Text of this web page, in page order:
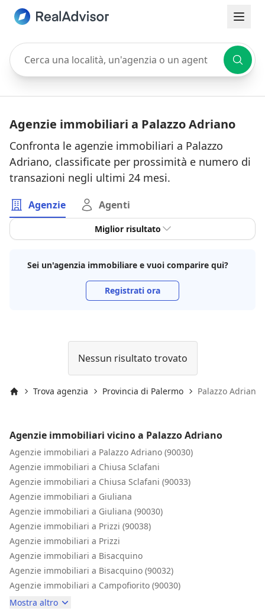
Cerca una località, un'agenzia o un agente
Agenzie immobiliari a Palazzo Adriano
Confronta le agenzie immobiliari a Palazzo
Adriano, classificate per prossimità e numero di
transazioni negli ultimi 24 mesi.
Agenzie Agenti
Miglior risultato
Sei un'agenzia immobiliare e vuoi comparire qui?
Registrati ora
Nessun risultato trovato
Trova agenzia Provincia di Palermo Palazzo Adriano
Agenzie immobiliari vicino a Palazzo Adriano
Agenzie immobiliari a Palazzo Adriano (90030)
Agenzie immobiliari a Chiusa Sclafani
Agenzie immobiliari a Chiusa Sclafani (90033)
Agenzie immobiliari a Giuliana
Agenzie immobiliari a Giuliana (90030)
Agenzie immobiliari a Prizzi (90038)
Agenzie immobiliari a Prizzi
Agenzie immobiliari a Bisacquino
Agenzie immobiliari a Bisacquino (90032)
Agenzie immobiliari a Campofiorito (90030)
Mostra altro